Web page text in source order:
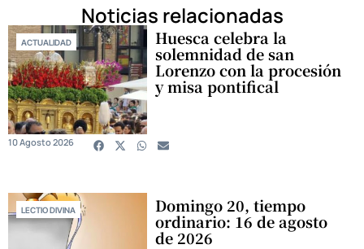
Noticias relacionadas
ACTUALIDAD Huesca celebra la
solemnidad de san
Lorenzo con la procesión
y misa pontifical
10 Agosto 2026
LECTIO DIVINA Domingo 20, tiempo
ordinario: 16 de agosto
de 2026